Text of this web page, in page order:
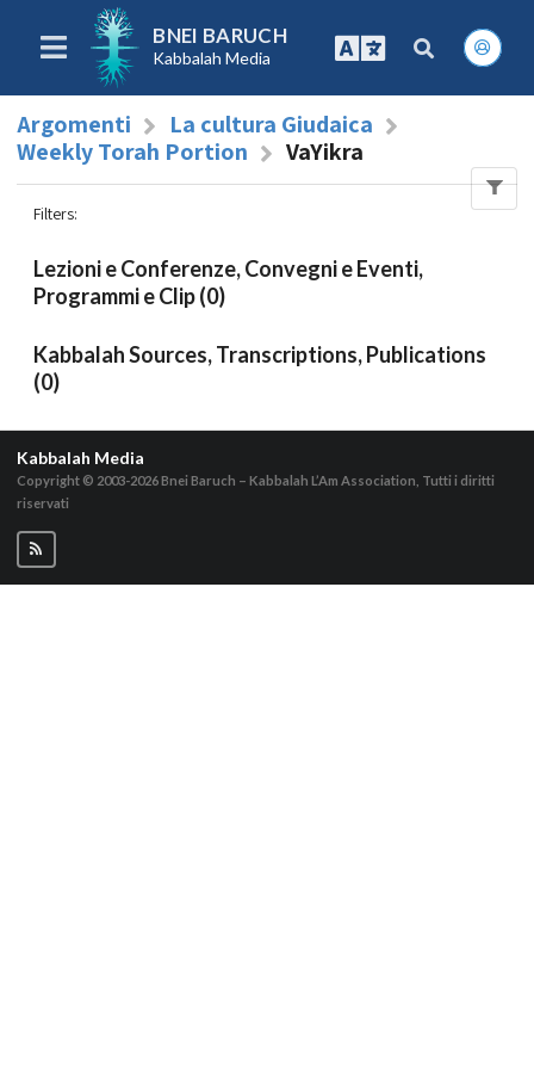
BNEI BARUCH
Kabbalah Media
Argomenti
La cultura Giudaica
Weekly Torah Portion
VaYikra
Filters:
Lezioni e Conferenze, Convegni e Eventi,
Programmi e Clip (0)
Kabbalah Sources, Transcriptions, Publications
(0)
Kabbalah Media
Copyright © 2003-2026Bnei Baruch – Kabbalah L’Am Association, Tutti i diritti
riservati